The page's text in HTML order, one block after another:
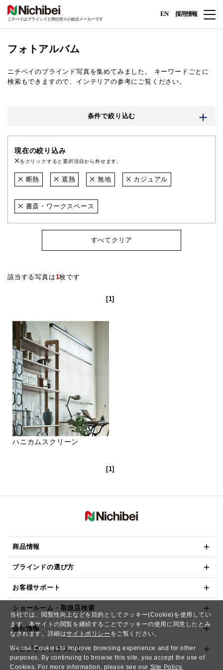
当社では、閲覧性向上などを目的としてクッキー(Cookie)を使用してい
ます。本サイトの閲覧を継続することでクッキーの使用に同意したとみ
なされます。詳細はサイトポリシー をご覧ください。
We use Cookies to improve browsing experience and for other
purposes. By continuing to browse this site, you accept the use of
Cookies. For more information, please see our Site Policy.
ニチベイはブラインドと間仕切りの総合メーカーです
EN 採用情報
フォトアルバム
ニチベイのブラインド写真を集めてみました。
キーワードごとに
検索もできますので、インテリアの参考にご覧ください。
条件で絞り込む
現在の絞り込み
をクリックすると選択項目から外せます。
断熱 遮熱 無地 カジュアル
書斎・ワークスペース
すべてクリア
該当する写真は1枚です
[1]
ハニカムスクリーン
[1]
商品情報
ブラインドの選び方
お客様サポート
ショールーム・取扱店検索
会社情報
ウェブサイトについて